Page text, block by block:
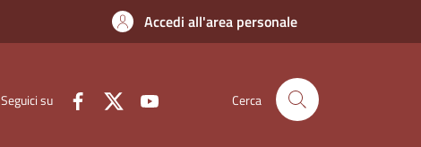
Accedi all'area personale
Seguici su Cerca